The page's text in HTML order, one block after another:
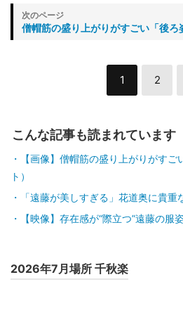
僧帽筋の盛り上がりがすごい「後ろ
1 2
こんな記事も読まれています
【画像】僧帽筋の盛り上がりがす
ト）
「遠藤が美しすぎる」花道奥に貴重
【映像】存在感が“際立つ”遠藤の服
2026年7月場所 千秋楽